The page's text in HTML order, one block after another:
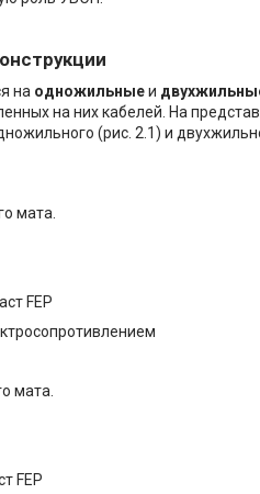
на одножильныеи
на них кабелей. На
(рис. 2.1) и
мата.
FEP
мата.
FEP